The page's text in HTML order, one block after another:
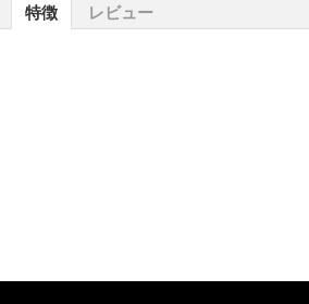
特徴 レビュー